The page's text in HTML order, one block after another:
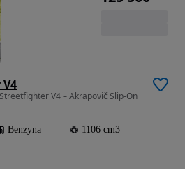
V4 – Akrapovič Slip-On
Benzyna
1106 cm3